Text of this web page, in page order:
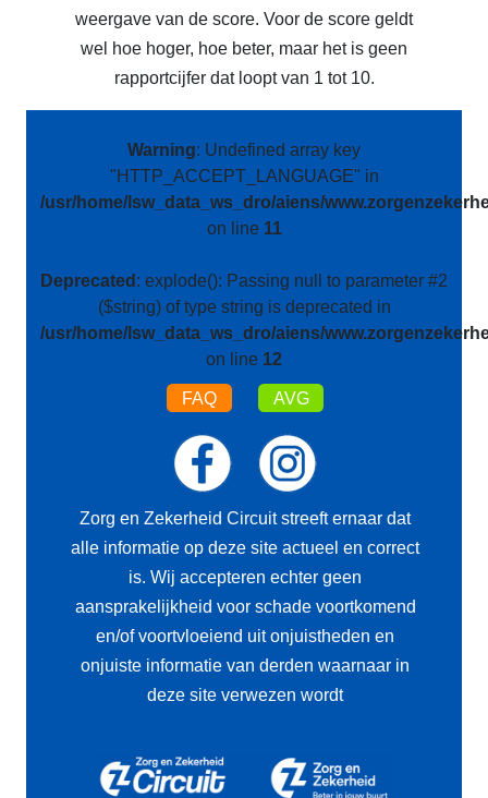
weergave van de score. Voor de score geldt
wel hoe hoger, hoe beter, maar het is geen
rapportcijfer dat loopt van 1 tot 10.
Warning: Undefined array key
"HTTP_ACCEPT_LANGUAGE" in
/usr/home/lsw_data_ws_dro/aiens/
on line 11
Deprecated : explode(): Passing null to parameter #2
($string) of type string is deprecated in
/usr/home/lsw_data_ws_dro/aiens/
on line 12
FAQ AVG
Zorg en Zekerheid Circuit streeft ernaar dat
alle informatie op deze site actueel en correct
is. Wij accepteren echter geen
aansprakelijkheid voor schade voortkomend
en/of voortvloeiend uit onjuistheden en
onjuiste informatie van derden waarnaar in
deze site verwezen wordt